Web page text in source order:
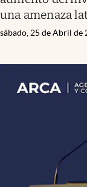
una amenaza
sábado, 25 de Abril de